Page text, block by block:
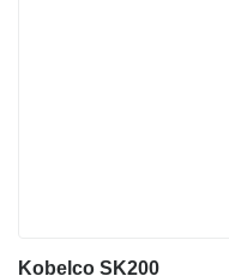
Kobelco SK200